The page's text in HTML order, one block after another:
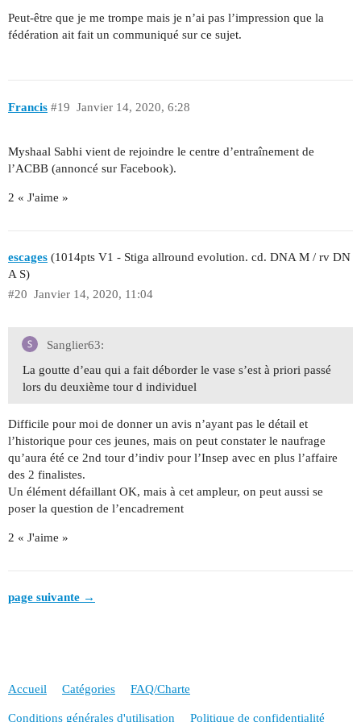
Peut-être que je me trompe mais je n’ai pas l’impression que la
fédération ait fait un communiqué sur ce sujet.
Francis Janvier 14, 2020, 6:28
#19
Myshaal Sabhi vient de rejoindre le centre d’entraînement de
l’ACBB (annoncé sur Facebook).
2 « J'aime »
escages (1014pts V1 - Stiga allround evolution. cd. DNA M / rv DN
A S)
Janvier 14, 2020, 11:04
#20
Sanglier63:
La goutte d’eau qui a fait déborder le vase s’est à priori passé
lors du deuxième tour d individuel
Difficile pour moi de donner un avis n’ayant pas le détail et
l’historique pour ces jeunes, mais on peut constater le naufrage
qu’aura été ce 2nd tour d’indiv pour l’Insep avec en plus l’affaire
des 2 finalistes.
Un élément défaillant OK, mais à cet ampleur, on peut aussi se
poser la question de l’encadrement
2 « J'aime »
page suivante →
Accueil Catégories FAQ/Charte
Conditions générales d'utilisation Politique de confidentialité